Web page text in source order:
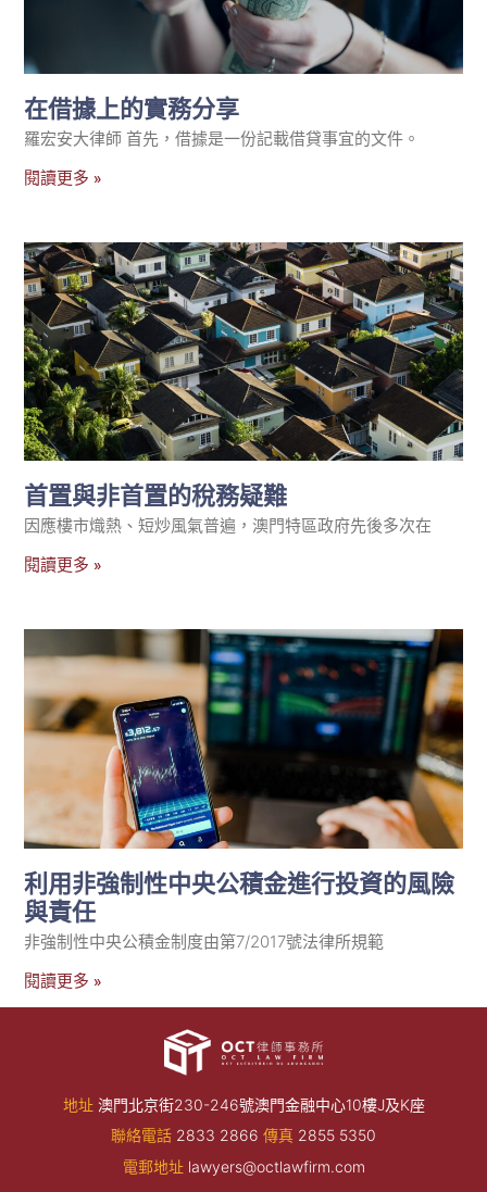
在借據上的實務分享
羅宏安大律師 首先，借據是一份記載借貸事宜的文件。
閱讀更多 »
首置與非首置的稅務疑難
因應樓市熾熱、短炒風氣普遍，澳門特區政府先後多次在
閱讀更多 »
利用非強制性中央公積金進行投資的風險
與責任
非強制性中央公積金制度由第7/2017號法律所規範
閱讀更多 »
地址 澳門北京街230-246號澳門金融中心10樓J及K座
聯絡電話 2833 2866 傳真 2855 5350
電郵地址 lawyers@octlawfirm.com